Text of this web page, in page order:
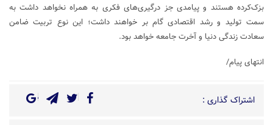
بزک‌کرده هستند و پیامدی جز درگیری‌های فکری به همراه نخواهد داشت به
سمت تولید و رشد اقتصادی گام بر خواهند داشت؛ این نوع تربیت ضامن
سعادت زندگی دنیا و آخرت جامعه خواهد بود.
انتهای پیام/
اشتراک گذاری :